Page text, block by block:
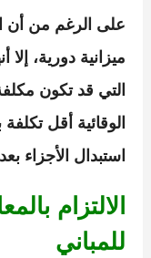
على الرغم من أن
ميزانية دورية،
التي قد تكون
الوقائية أقل
استبدال الأجزاء
الالتزام
للمباني